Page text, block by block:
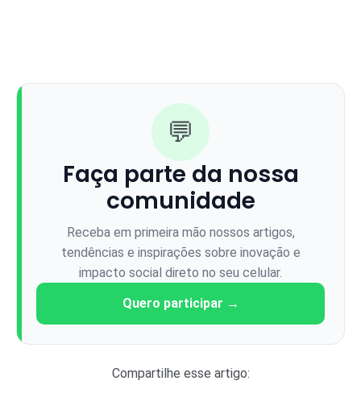
💬
Faça parte da nossa
comunidade
Receba em primeira mão nossos artigos,
tendências e inspirações sobre inovação e
impacto social direto no seu celular.
Quero participar →
Compartilhe esse artigo: